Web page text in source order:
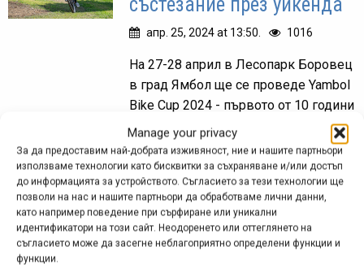
Manage your privacy
За да предоставим най-добрата изживяност, ние и нашите партньори
използваме технологии като бисквитки за съхраняване и/или достъп
до информацията за устройството. Съгласието за тези технологии ще
позволи на нас и нашите партньори да обработваме лични данни,
като например поведение при сърфиране или уникални
идентификатори на този сайт. Неодоренето или оттеглянето на
съгласието може да засегне неблагоприятно определени функции и
функции.
апр. 25, 2024 at 13:50. 1016
На 27-28 април в Лесопарк Боровец
в град Ямбол ще се проведе Yambol
Bike Cup 2024 - първото от 10 години
насам състезание в олимпийската
дисциплина крос-кънтри олимпик
(XCO), което...
Вело уикенд Ямбол 2023 –